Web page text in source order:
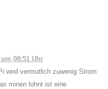
08:51 Uhr
wird vermutlich zuwenig Strom
minen lohnt ist eine